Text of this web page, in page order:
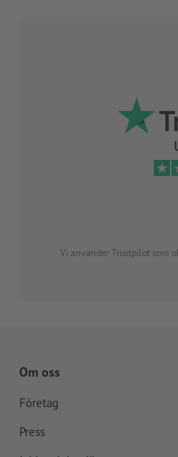
Vi använder Trustpilot som
Om oss
Företag
Press